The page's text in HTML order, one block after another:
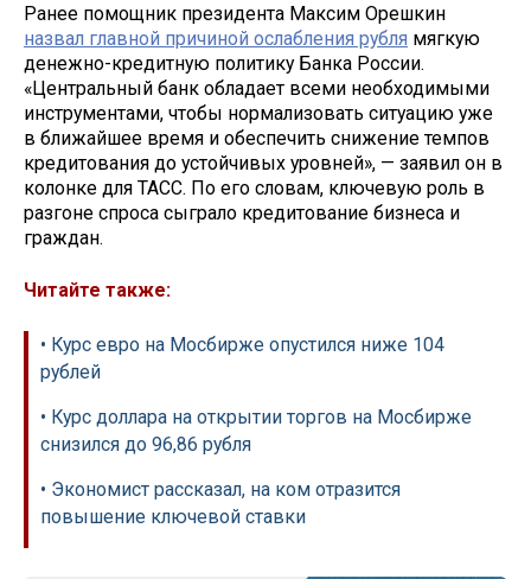
Ранее помощник президента Максим Орешкин
назвал главной причиной ослабления рубля мягкую
денежно-кредитную политику Банка России.
«Центральный банк обладает всеми необходимыми
инструментами, чтобы нормализовать ситуацию уже
в ближайшее время и обеспечить снижение темпов
кредитования до устойчивых уровней», — заявил он в
колонке для ТАСС. По его словам, ключевую роль в
разгоне спроса сыграло кредитование бизнеса и
граждан.
Читайте также:
• Курс евро на Мосбирже опустился ниже 104
рублей
• Курс доллара на открытии торгов на Мосбирже
снизился до 96,86 рубля
• Экономист рассказал, на ком отразится
повышение ключевой ставки